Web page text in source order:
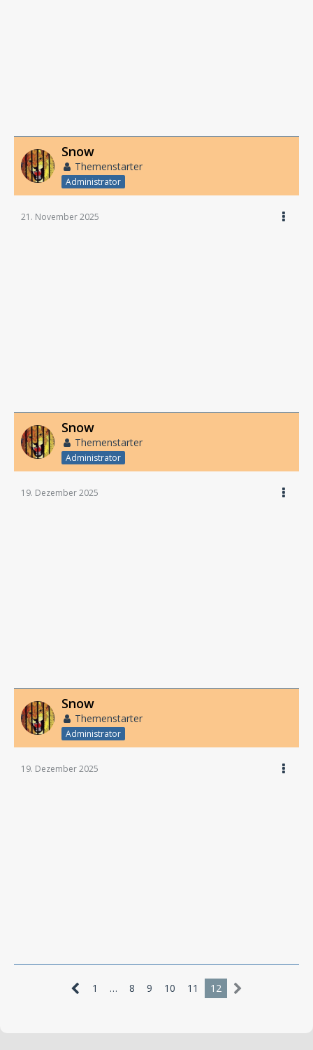
Snow
Themenstarter
Administrator
21. November 2025
Snow
Themenstarter
Administrator
19. Dezember 2025
Snow
Themenstarter
Administrator
19. Dezember 2025
1 … 8 9 10 11 12